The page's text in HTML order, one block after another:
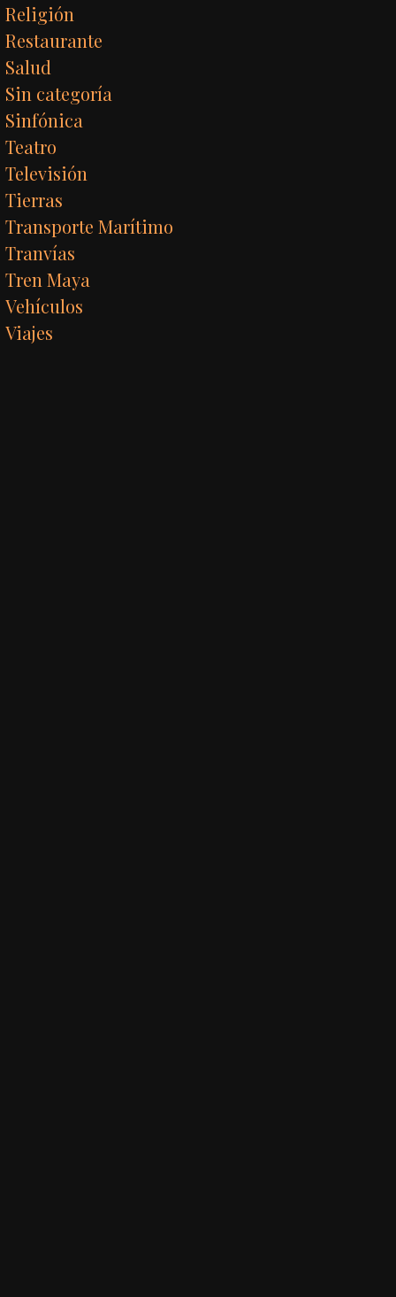
Religión
Restaurante
Salud
Sin categoría
Sinfónica
Teatro
Televisión
Tierras
Transporte Marítimo
Tranvías
Tren Maya
Vehículos
Viajes